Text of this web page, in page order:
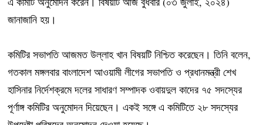
জানাজানি হয়।
কমিটির সভাপতি আজমত উল্লাহ খান বিষয়টি নিশ্চিত করেছেন। তিনি বলেন,
গতকাল মঙ্গলবার বাংলাদেশ আওয়ামী লীগের সভাপতি ও প্রধানমন্ত্রী শেখ
হাসিনার নির্দেশক্রমে দলের সাধারণ সম্পাদক ওবায়দুল কাদের ৭৫ সদস্যের
পূর্ণাঙ্গ কমিটির অনুমোদন দিয়েছেন। একই সঙ্গে এ কমিটিতে ২৮ সদস্যের